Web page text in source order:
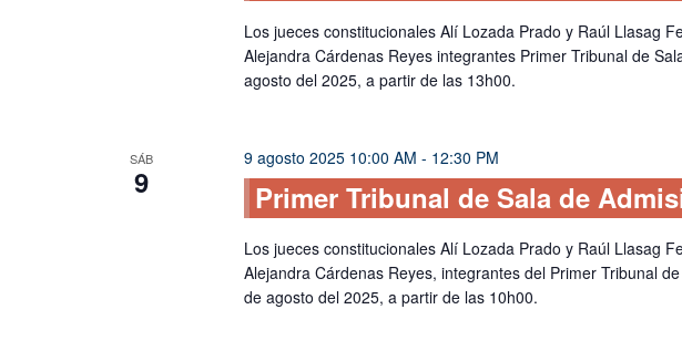
Los jueces constitucionales Alí Lozada Prado y Raúl Llasag
Alejandra Cárdenas Reyes integrantes Primer Tribunal de
agosto del 2025, a partir de las 13h00.
SÁB
9
9 agosto 2025 10:00 AM - 12:30 PM
Primer Tribunal de Sala de
Los jueces constitucionales Alí Lozada Prado y Raúl Llasag
Alejandra Cárdenas Reyes, integrantes del Primer Tribunal
de agosto del 2025, a partir de las 10h00.